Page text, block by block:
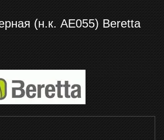
(н.к. АЕ055) Beretta